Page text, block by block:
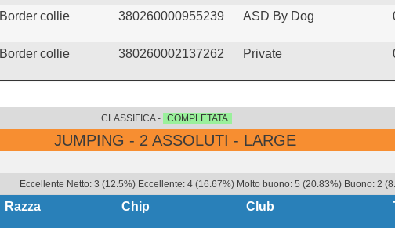
Border collie 380260000955239 ASD By Dog
Border collie 380260002137262 Private
CLASSIFICA - COMPLETATA
JUMPING - 2 ASSOLUTI - LARGE
Eccellente Netto: 3 (12.5%) Eccellente: 4 (16.67%) Molto buono: 5 (20.83%) Buono: 2
Razza Chip Club